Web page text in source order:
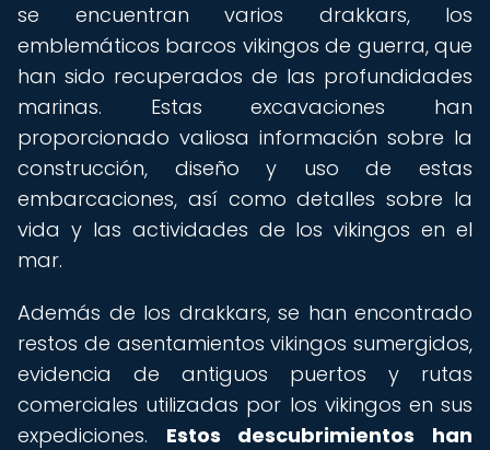
se encuentran varios drakkars, los
emblemáticos barcos vikingos de guerra, que
han sido recuperados de las profundidades
marinas. Estas excavaciones han
proporcionado valiosa información sobre la
construcción, diseño y uso de estas
embarcaciones, así como detalles sobre la
vida y las actividades de los vikingos en el
mar.
Además de los drakkars, se han encontrado
restos de asentamientos vikingos sumergidos,
evidencia de antiguos puertos y rutas
comerciales utilizadas por los vikingos en sus
expediciones. Estos descubrimientos han